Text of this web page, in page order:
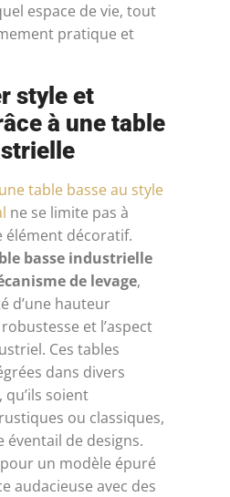
espace de vie, tout
pratique et
style et
à une table
une table basse au style
ne se limite pas à
élément décoratif.
basse industrielle
de levage,
d’une hauteur
et l’aspect
Ces tables
dans divers
soient
ou classiques,
éventail de designs.
un modèle épuré
audacieuse avec des